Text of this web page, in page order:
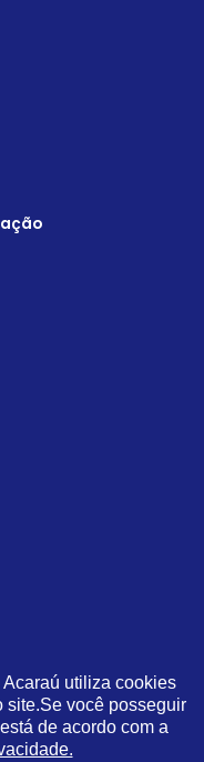
utiliza cookies
site.Se você posseguir
de acordo com a